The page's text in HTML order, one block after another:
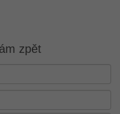
zpět